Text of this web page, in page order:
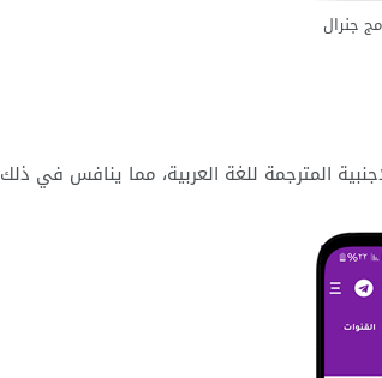
جنرال
المترجمة للغة العربية، مما ينافس في ذلك